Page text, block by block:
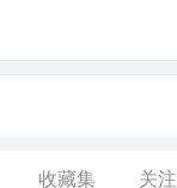
收藏集 关注